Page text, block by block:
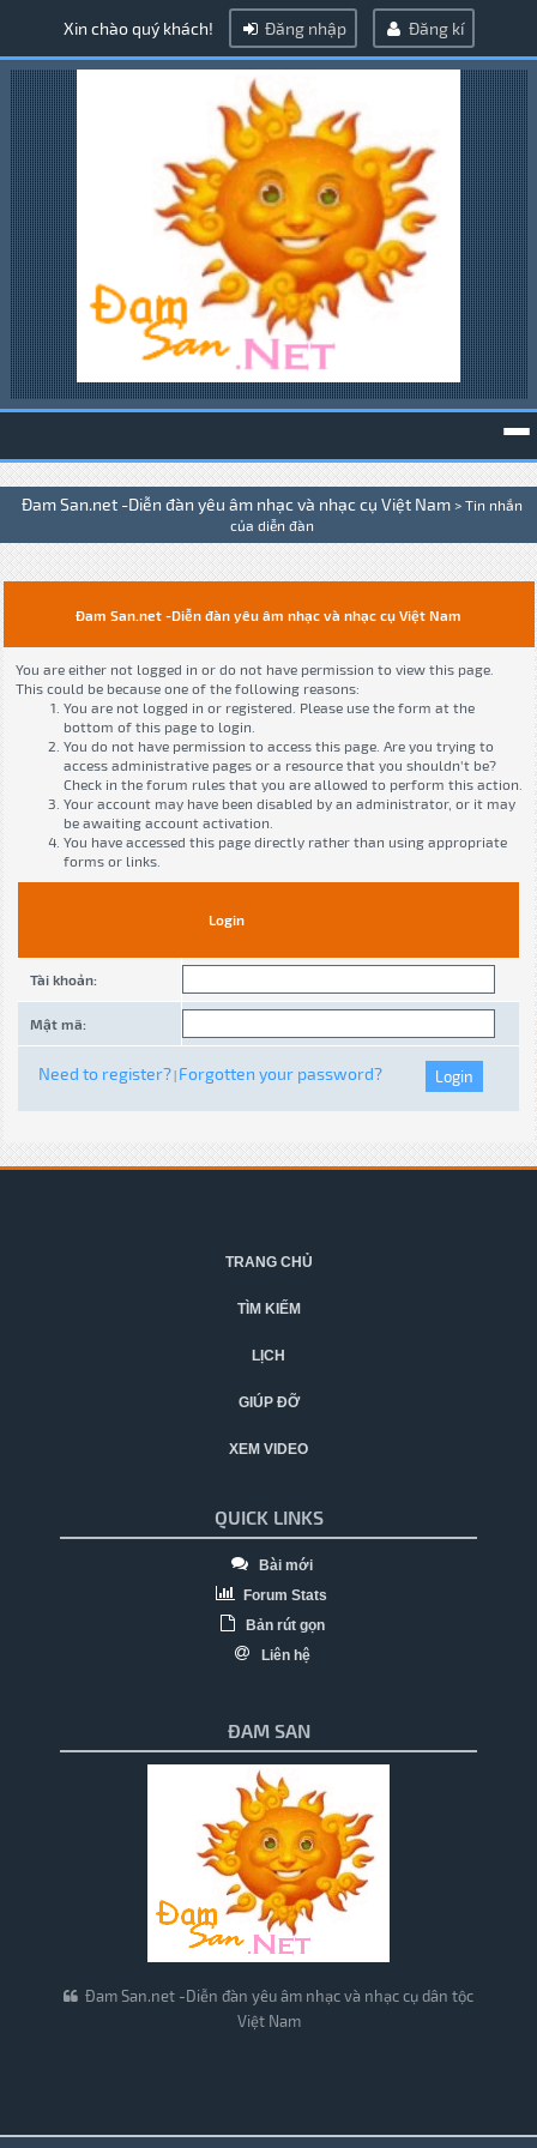
Xin chào quý khách! Đăng nhập Đăng kí
Đam San.net -Diễn đàn yêu âm nhạc và nhạc cụ Việt Nam > Tin nhắn
của diễn đàn
Đam San.net -Diễn đàn yêu âm nhạc và nhạc cụ Việt Nam
You are either not logged in or do not have permission to view this page.
This could be because one of the following reasons:
You are not logged in or registered. Please use the form at the
bottom of this page to login.
You do not have permission to access this page. Are you trying to
access administrative pages or a resource that you shouldn't be?
Check in the forum rules that you are allowed to perform this action.
Your account may have been disabled by an administrator, or it may
be awaiting account activation.
You have accessed this page directly rather than using appropriate
forms or links.
Login
Tài khoản:
Mật mã:
Need to register? Forgotten your password?
TRANG CHỦ
TÌM KIẾM
LỊCH
GIÚP ĐỠ
XEM VIDEO
QUICK LINKS
Bài mới
Forum Stats
Bản rút gọn
Liên hệ
ĐAM SAN
Đam San.net -Diễn đàn yêu âm nhạc và nhạc cụ dân tộc
Việt Nam